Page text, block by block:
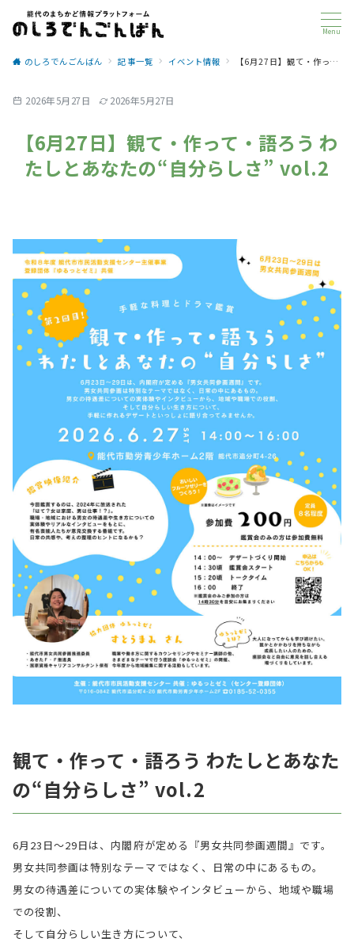
Menu
のしろでんごんばん 記事一覧 イベント情報 【6月27日】観て・作って・語ろう わたしとあなたの“自分らしさ” vol.2
2026年5月27日 2026年5月27日
【6月27日】観て・作って・語ろう わ
たしとあなたの“自分らしさ” vol.2
観て・作って・語ろう わたしとあなた
の“自分らしさ” vol.2
6月23日〜29日は、内閣府が定める『男女共同参画週間』です。
男女共同参画は特別なテーマではなく、日常の中にあるもの。
男女の待遇差についての実体験やインタビューから、地域や職場
での役割、
そして自分らしい生き方について、